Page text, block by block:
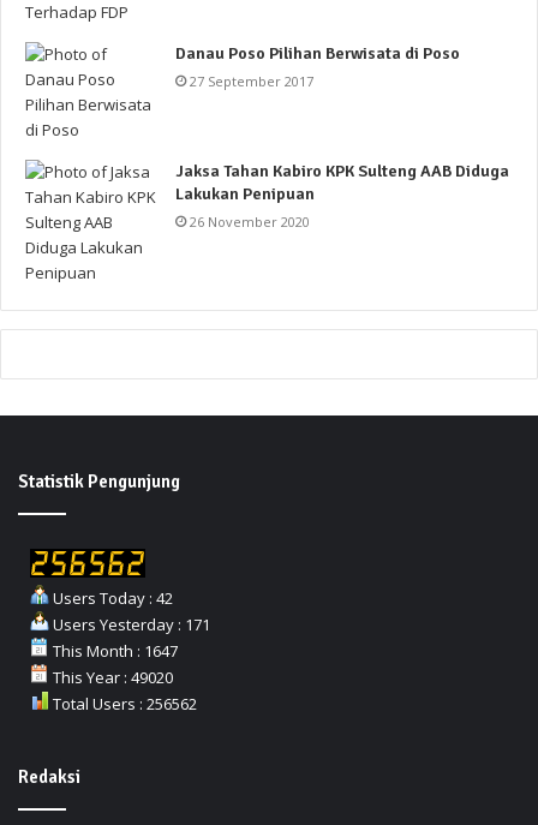
Danau Poso Pilihan Berwisata di Poso
27 September 2017
Jaksa Tahan Kabiro KPK Sulteng AAB Diduga
Lakukan Penipuan
26 November 2020
Statistik Pengunjung
Users Today : 42
Users Yesterday : 171
This Month : 1647
This Year : 49020
Total Users : 256562
Redaksi